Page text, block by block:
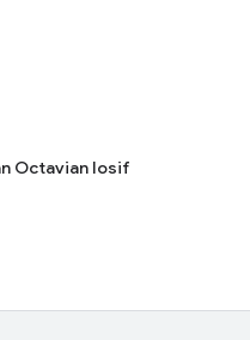
Octavian Iosif